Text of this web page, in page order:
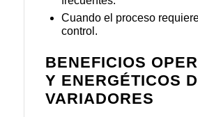
Cuando el proceso
control.
BENEFICIOS
Y ENERGÉTICOS
VARIADORES